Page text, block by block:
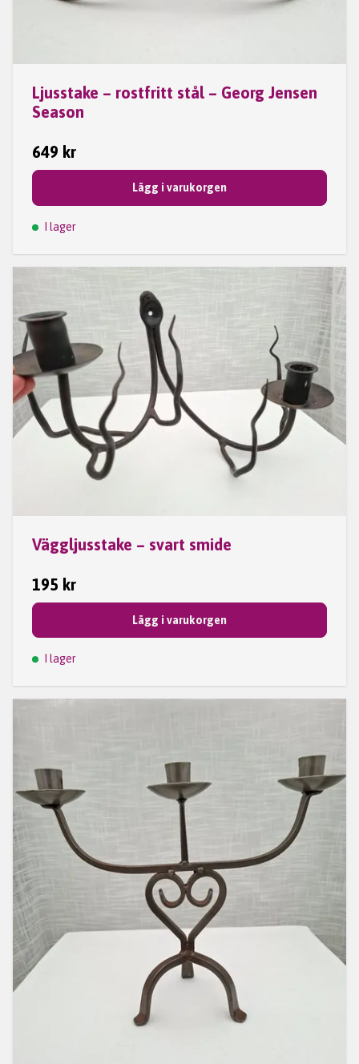
Ljusstake – rostfritt stål – Georg Jensen
Season
649 kr
Lägg i varukorgen
I lager
Väggljusstake – svart smide
195 kr
Lägg i varukorgen
I lager